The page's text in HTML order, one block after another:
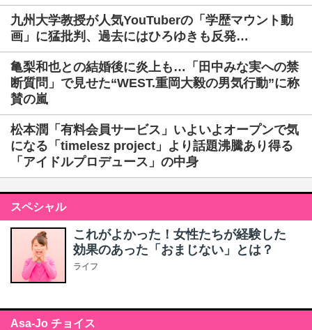
九州大学教授が人気YouTuberの「学歴マウント動
画」に猛批判、過去にはひろゆきも反発…
亀梨和也との結婚後に炎上も…「田中みな実への禁
断質問」で見せた“WEST.重岡大毅の男気行動”に称
賛の嵐
松本潤「有料会員サービス」いよいよオープンで気
になる「timelesz project」より話題沸騰あり得る
「アイドルプロデュース」の中身
スペシャル
これがよかった！女性たちが経験した
効果のあった「おまじない」とは？
ライフ
Asa-Jo チョイス